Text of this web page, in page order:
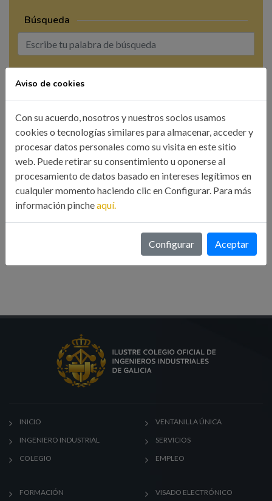
Búsqueda
CATEGORÍAS
Colegio
Eventos
INICIO
INGENIERO INDUSTRIAL
COLEGIO
VENTANILLA ÚNICA
SERVICIOS
EMPLEO
FORMACIÓN VISADO ELECTRÓNICO
Aviso de cookies
Con su acuerdo, nosotros y nuestros socios usamos
cookies o tecnologías similares para almacenar, acceder y
procesar datos personales como su visita en este sitio
web. Puede retirar su consentimiento u oponerse al
procesamiento de datos basado en intereses legítimos en
cualquier momento haciendo clic en Configurar. Para más
información pincheaquí.
Configurar Aceptar